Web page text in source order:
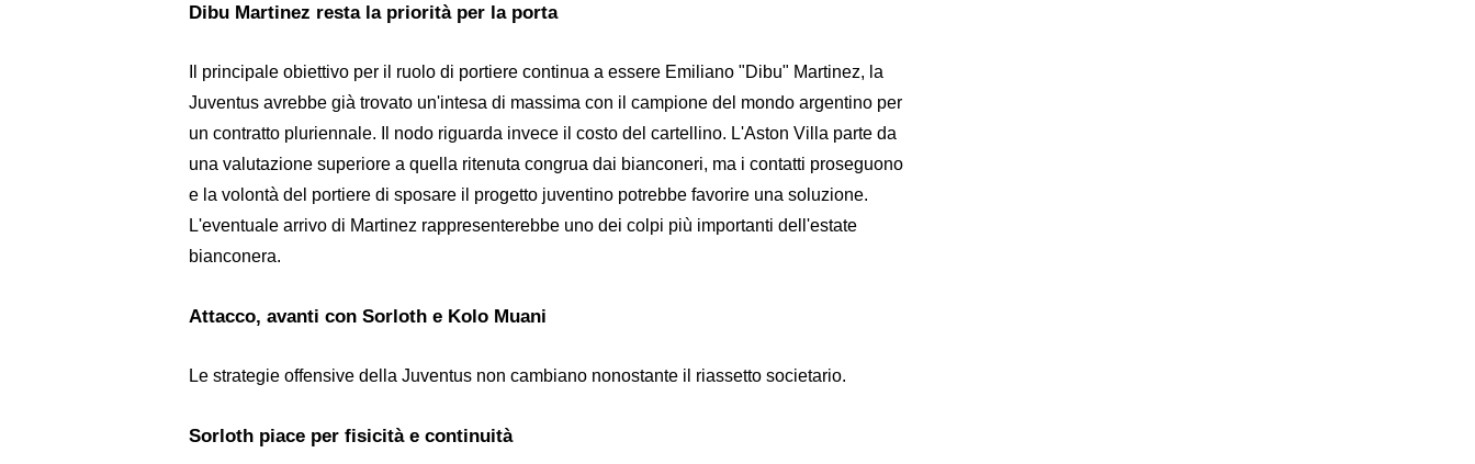
Dibu Martinez resta la priorità per la porta
Il principale obiettivo per il ruolo di portiere continua a essere Emiliano "Dibu" Martinez, la
Juventus avrebbe già trovato un'intesa di massima con il campione del mondo argentino per
un contratto pluriennale. Il nodo riguarda invece il costo del cartellino. L'Aston Villa parte da
una valutazione superiore a quella ritenuta congrua dai bianconeri, ma i contatti proseguono
e la volontà del portiere di sposare il progetto juventino potrebbe favorire una soluzione.
L'eventuale arrivo di Martinez rappresenterebbe uno dei colpi più importanti dell'estate
bianconera.
Attacco, avanti con Sorloth e Kolo Muani
Le strategie offensive della Juventus non cambiano nonostante il riassetto societario.
Sorloth piace per fisicità e continuità